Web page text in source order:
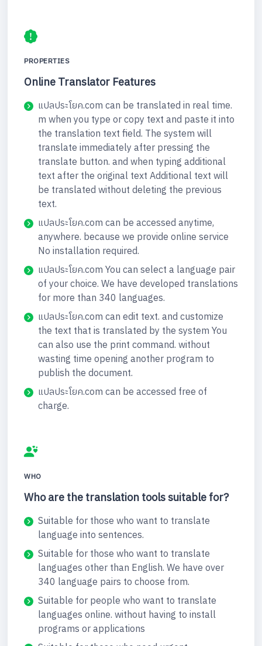
PROPERTIES
Online Translator Features
แปลประโยค.com can be translated in real time.
m when you type or copy text and paste it into
the translation text field. The system will
translate immediately after pressing the
translate button. and when typing additional
text after the original text Additional text will
be translated without deleting the previous
text.
แปลประโยค.com can be accessed anytime,
anywhere. because we provide online service
No installation required.
แปลประโยค.com You can select a language pair
of your choice. We have developed translations
for more than 340 languages.
แปลประโยค.com can edit text. and customize
the text that is translated by the system You
can also use the print command. without
wasting time opening another program to
publish the document.
แปลประโยค.com can be accessed free of
charge.
WHO
Who are the translation tools suitable for?
Suitable for those who want to translate
language into sentences.
Suitable for those who want to translate
languages other than English. We have over
340 language pairs to choose from.
Suitable for people who want to translate
languages online. without having to install
programs or applications